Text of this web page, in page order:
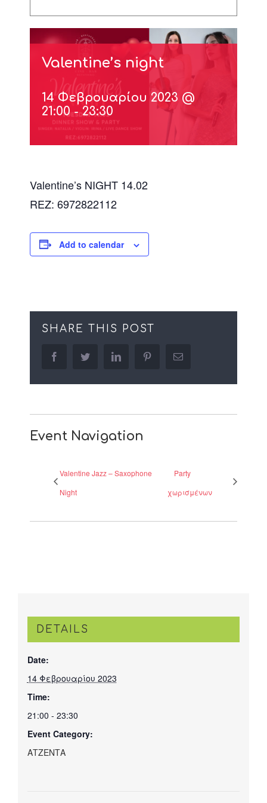
Valentine’s night
14 Φεβρουαρίου 2023 @
21:00-23:30
Valentine’s NIGHT 14.02
REZ: 6972822112
Add to calendar
SHARE THIS POST
facebooktwitter linkedin pinterestEmail
Event Navigation
Valentine Jazz – Saxophone
Night
Party
χωρισμένων
DETAILS
Date:
14 Φεβρουαρίου 2023
Time:
21:00 - 23:30
Event Category:
ΑΤΖΕΝΤΑ